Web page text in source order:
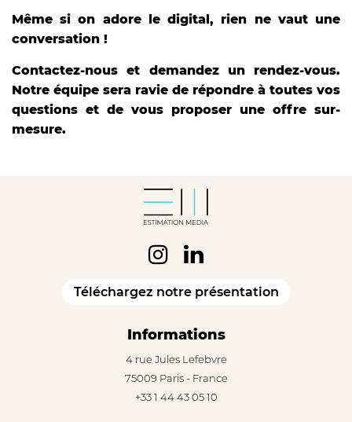
Même si on adore le digital, rien ne vaut une
conversation !
Contactez-nous et demandez un rendez-vous.
Notre équipe sera ravie de répondre à toutes vos
questions et de vous proposer une offre sur-
mesure.
Téléchargez notre présentation
Informations
4 rue Jules Lefebvre
75009 Paris - France
+33 1 44 43 05 10